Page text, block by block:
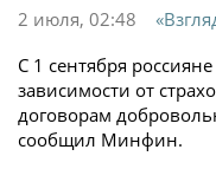
2 июля, 02:48
С 1 сентября
зависимости от
договорам
сообщил Минфин.